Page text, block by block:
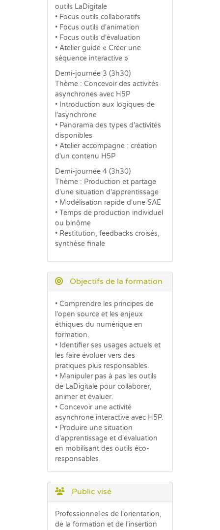
outils LaDigitale
• Focus outils collaboratifs
• Focus outils d'animation
• Focus outils d'évaluation
• Atelier guidé « Créer une
séquence interactive »
Demi-journée 3 (3h30)
Thème : Concevoir des activités
asynchrones avec H5P
• Introduction aux logiques de
l'asynchrone
• Panorama des types d'activités
disponibles
• Atelier accompagné : création
d'un contenu H5P
Demi-journée 4 (3h30)
Thème : Production et partage
d'une situation d'apprentissage
• Modélisation rapide d'une SAÉ
• Temps de production individuel
ou binôme
• Restitution, feedbacks croisés,
synthèse finale
Objectifs de la formation
• Comprendre les principes de
l'open source et les enjeux
éthiques du numérique en
formation.
• Identifier ses usages actuels et
les faire évoluer vers des
pratiques plus responsables.
• Manipuler pas à pas les outils
de LaDigitale pour collaborer,
animer et évaluer.
• Concevoir une activité
asynchrone interactive avec H5P.
• Produire une situation
d'apprentissage et d'évaluation
en mobilisant des outils éco-
responsables.
Public visé
Professionnel·es de l'orientation,
de la formation et de l'insertion